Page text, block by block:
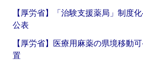
【厚労省】「治験支援薬局」制度
公表
【厚労省】医療用麻薬の県境移動
置